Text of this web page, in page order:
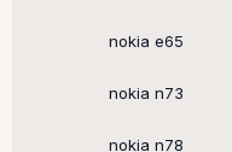
nokia e65
nokia n73
nokia n78